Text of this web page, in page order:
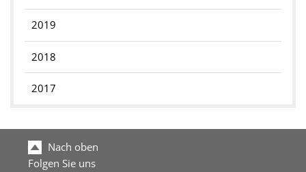
2019
2018
2017
Nach oben
Folgen Sie uns